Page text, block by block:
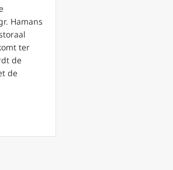
Hamans
ter
de
de
het Pastoraal Concilie van